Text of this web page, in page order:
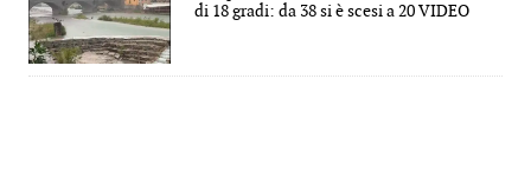
di 18 gradi: da 38 si è scesi a 20 VIDEO